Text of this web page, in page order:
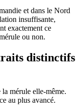
et dans le Nord
insuffisante,
exactement ce
ou non.
distinctifs
mérule elle-même.
au plus avancé.